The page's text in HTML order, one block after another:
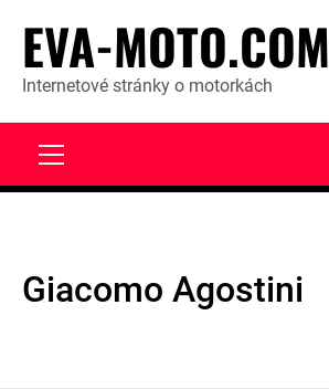
content
EVA-MOTO.COM
Internetové stránky o motorkách
Giacomo Agostini